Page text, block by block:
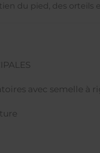
du pied, des orteils
avec semelle à